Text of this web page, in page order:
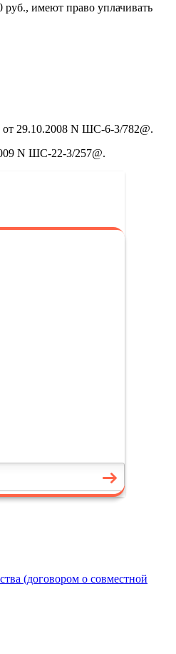
имеют право уплачивать
от 29.10.2008 N ШС-6-3/782@.
N ШС-22-3/257@.
(договором о совместной